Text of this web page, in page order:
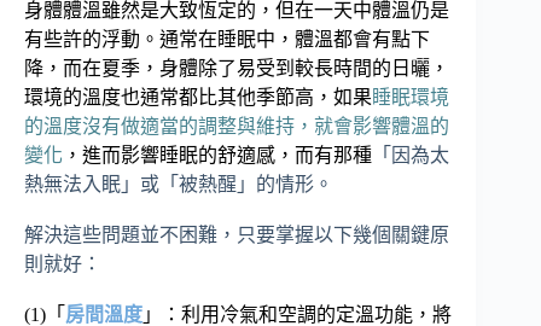
身體體溫雖然是大致恆定的，但在一天中體溫仍是
有些許的浮動。通常在睡眠中，體溫都會有點下
降，而在夏季，身體除了易受到較長時間的日曬，
環境的溫度也通常都比其他季節高，如果睡眠環境
的溫度沒有做適當的調整與維持，就會影響體溫的
變化 ，進而影響睡眠的舒適感，而有那種 「因為太
熱無法入眠」或「被熱醒」的情形。
解決這些問題並不困難，只要掌握以下幾個關鍵原
則就好：
(1) 「 房間溫度 」：利用冷氣和空調的定溫功能，將